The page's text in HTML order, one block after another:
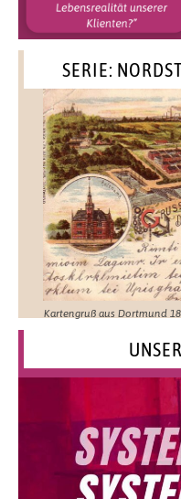
SERIE:
Kartengruß aus Dortmund